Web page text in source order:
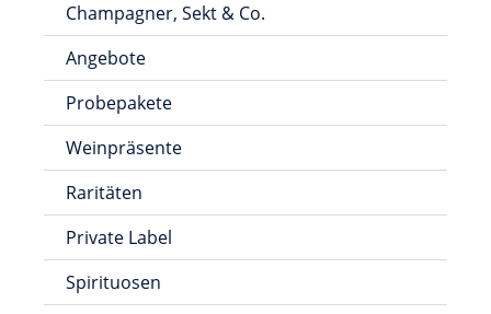
Champagner, Sekt & Co.
Angebote
Probepakete
Weinpräsente
Raritäten
Private Label
Spirituosen